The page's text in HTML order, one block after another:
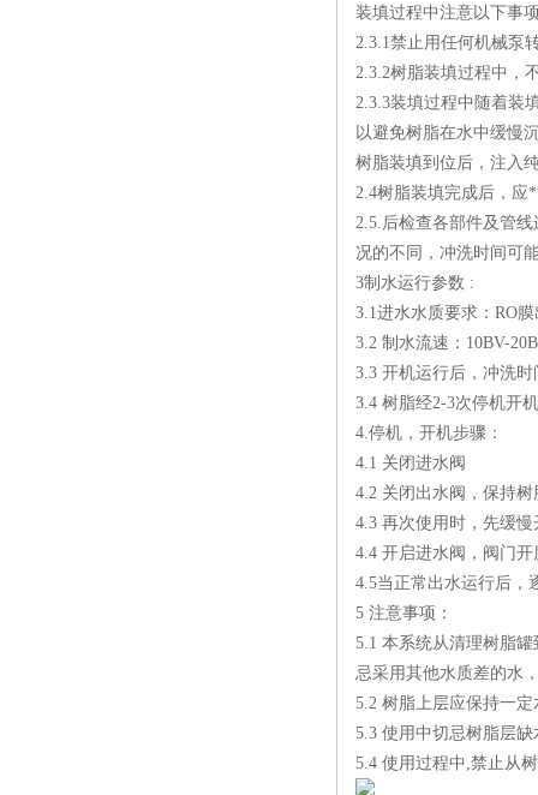
装填过程中注意以下事
2.3.1禁止用任何机械泵
2.3.2树脂装填过程中，
2.3.3装填过程中随着装
以避免树脂在水中缓慢
树脂装填到位后，注入
2.4树脂装填完成后，应
2.5.后检查各部件及管
况的不同，冲洗时间可
3制水运行参数 :
3.1进水水质要求：RO
3.2 制水流速：10BV-
3.3 开机运行后，冲洗
3.4 树脂经2-3次停机开
4.停机，开机步骤：
4.1 关闭进水阀
4.2 关闭出水阀，保持
4.3 再次使用时，先缓
4.4 开启进水阀，阀门
4.5当正常出水运行后，
5 注意事项：
5.1 本系统从清理树脂
忌采用其他水质差的水
5.2 树脂上层应保持一
5.3 使用中切忌树脂层
5.4 使用过程中,禁止从